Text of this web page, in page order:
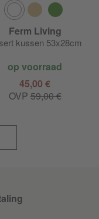
Ferm Living
kussen 53x28cm
op voorraad
45,00 €
OVP59,00 €